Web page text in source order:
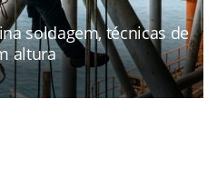
soldagem, técnicas de
altura